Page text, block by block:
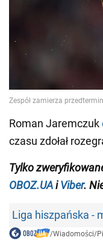
Roman Jaremczuk
czasu zdołał
Tylko
OBOZ.UAiViber.
Liga hiszpańska -
/Wiadomości/